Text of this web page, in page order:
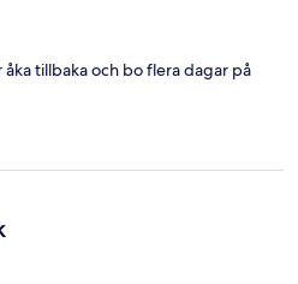
tillbaka och bo flera dagar på